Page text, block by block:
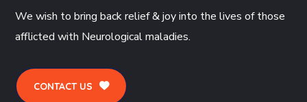
We wish to bring back relief & joy into the lives of those
afflicted with Neurological maladies.
CONTACT US